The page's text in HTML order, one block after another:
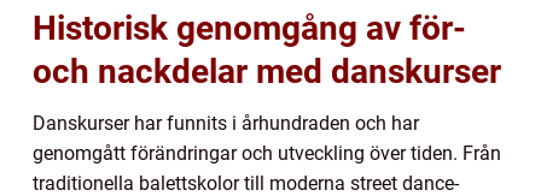
Historisk genomgång av för-
och nackdelar med danskurser
Danskurser har funnits i århundraden och har
genomgått förändringar och utveckling över tiden. Från
traditionella balettskolor till moderna street dance-